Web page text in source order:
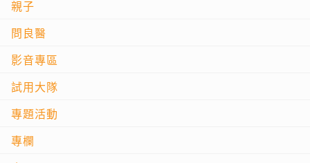
親子
問良醫
影音專區
試用大隊
專題活動
專欄